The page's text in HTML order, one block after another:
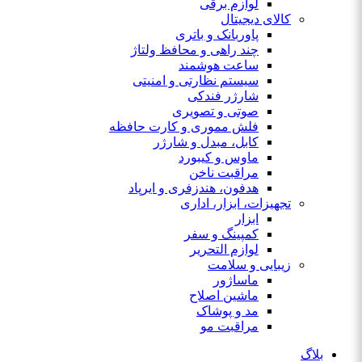
لوازم برقی
کالای دیجیتال
پاوربانک و باتری
چند راهی و محافظ ولتاژ
ساعت هوشمند
سیستم نظارتی و امنیتی
شارژر فندکی
صوتی و تصویری
فلش مموری و کارت حافظه
کابل، مبدل و شارژر
ماوس و کیبورد
مراقبت ناخن
هدفون، هندزفری و ایرپاد
تجهیزات، ابزار، اداری
ابزار
کمپینگ و سفر
لوازم التحریر
زیبایی و سلامت
ماساژور
ماشین اصلاح
مد و پوشاک
مراقبت مو
بلاگ